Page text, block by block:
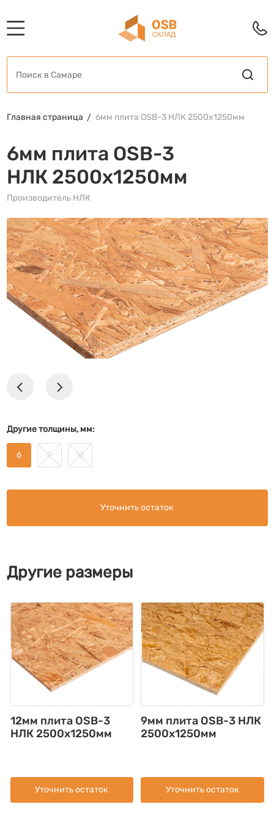
Главная страница 6мм плита OSB-3 НЛК 2500х1250мм
6мм плита OSB-3
НЛК 2500х1250мм
Производитель НЛК
Другие толщины, мм:
6 9 12
Уточнить остаток
Другие размеры
12мм плита OSB-3
НЛК 2500х1250мм
Уточнить остаток
9мм плита OSB-3 НЛК
2500х1250мм
Уточнить остаток